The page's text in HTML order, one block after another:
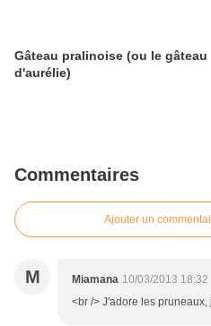
Gâteau pralinoise (ou le gâteau
d'aurélie)
Commentaires
Ajouter un
M Miamana 10/03/2013 18:32
<br /> J'adore les